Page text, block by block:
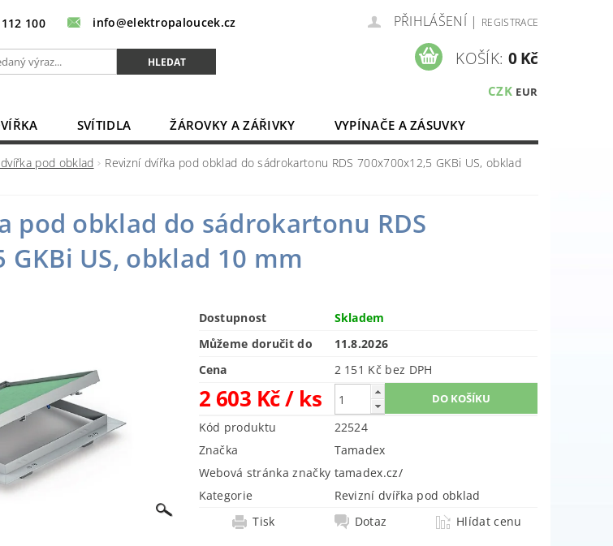
100 info@elektropaloucek.cz PŘIHLÁŠENÍ | REGISTRACE
CZK EUR
KOŠÍK: 0 Kč
SVÍTIDLA ŽÁROVKY A ZÁŘIVKY
VYPÍNAČE A ZÁSUVKY
pod obklad
Revizní dvířka pod obklad do sádrokartonu RDS 700x700x12,5 GKBi US, obklad
pod obklad do sádrokartonu RDS
GKBi US, obklad 10 mm
Dostupnost
Skladem
Můžeme doručit do
11.8.2026
Cena
2 151 Kč bez DPH
2 603 Kč/ ks
Kód produktu
22524
Značka
Tamadex
Webová stránka značky tamadex.cz/
Kategorie
Revizní dvířka pod obklad
Tisk
Dotaz Hlídat cenu